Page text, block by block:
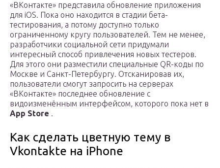
«ВКонтакте» представила обновление приложения
для iOS. Пока оно находится в стадии бета-
тестирования, а потому доступно только
ограниченному кругу пользователей. Тем не менее,
разработчики социальной сети придумали
интересный способ привлечения новых тестеров.
Для этого они разместили специальные QR-коды по
Москве и Санкт-Петербургу. Отсканировав их,
пользователи смогут запросить на серверах
«ВКонтакте» последнее обновление с
видоизменённым интерфейсом, которого пока нет в
App Store .
Как сделать цветную тему в
Vkontakte на iPhone